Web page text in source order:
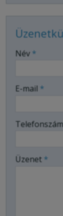
-
-
Név *
E-mail *
Telefonszám
Üzenet *